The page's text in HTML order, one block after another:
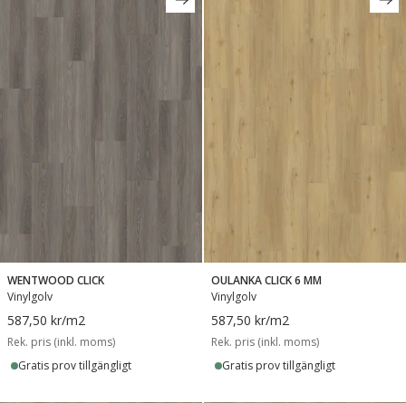
WENTWOOD CLICK
Vinylgolv
587,50 kr/m2
Rek. pris (inkl. moms)
Gratis prov tillgängligt
OULANKA CLICK 6 MM
Vinylgolv
587,50 kr/m2
Rek. pris (inkl. moms)
Gratis prov tillgängligt